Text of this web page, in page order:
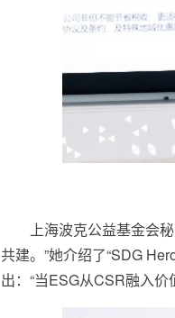
上海波克公益基金会
共建。”她介绍了“SDG
出：“当ESG从CSR融入